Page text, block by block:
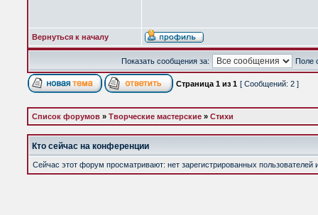
Вернуться к началу
Показать сообщения за: Поле
Страница 1 из 1 [ Сообщений: 2 ]
Список форумов » Творческие мастерские » Стихи
Кто сейчас на конференции
Сейчас этот форум просматривают: нет зарегистрированных пользователей